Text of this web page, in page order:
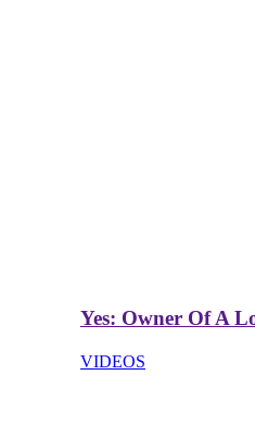
Yes: Owner Of A
VIDEOS